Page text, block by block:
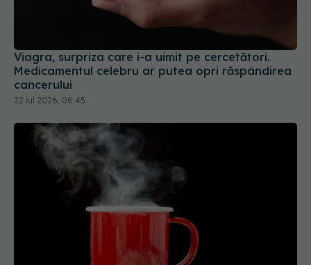
Viagra, surpriza care i-a uimit pe cercetători.
Medicamentul celebru ar putea opri răspândirea
cancerului
22 iul 2026, 08:45